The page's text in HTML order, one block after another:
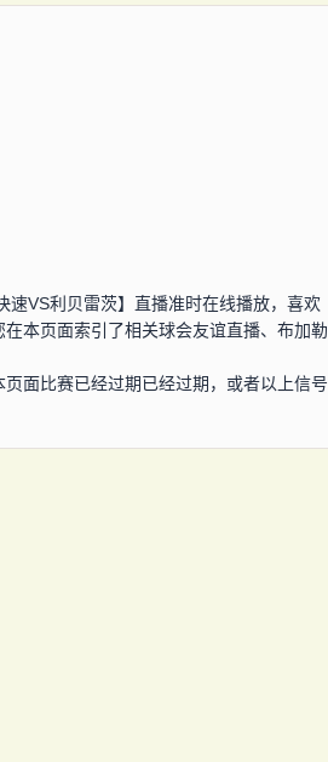
速VS利贝雷茨】直播准时在线播放，喜欢
本页面索引了相关球会友谊直播、布加勒
面比赛已经过期已经过期，或者以上信号